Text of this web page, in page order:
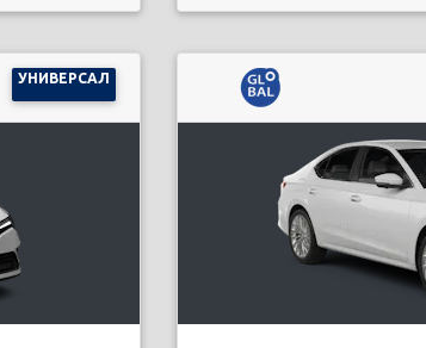
УНИВЕРСАЛ